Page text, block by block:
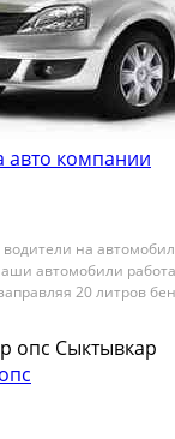
авто компании
на
автомобили
20 литрoв
ГАЗА ВЫ